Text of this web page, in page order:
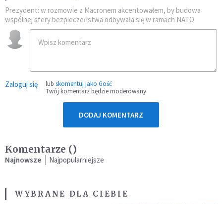
Prezydent: w rozmowie z Macronem akcentowałem, by budowa
wspólnej sfery bezpieczeństwa odbywała się w ramach NATO
Zaloguj się lub skomentuj jako Gość
Twój komentarz będzie moderowany
DODAJ KOMENTARZ
Komentarze ()
Najnowsze Najpopularniejsze
WYBRANE DLA CIEBIE